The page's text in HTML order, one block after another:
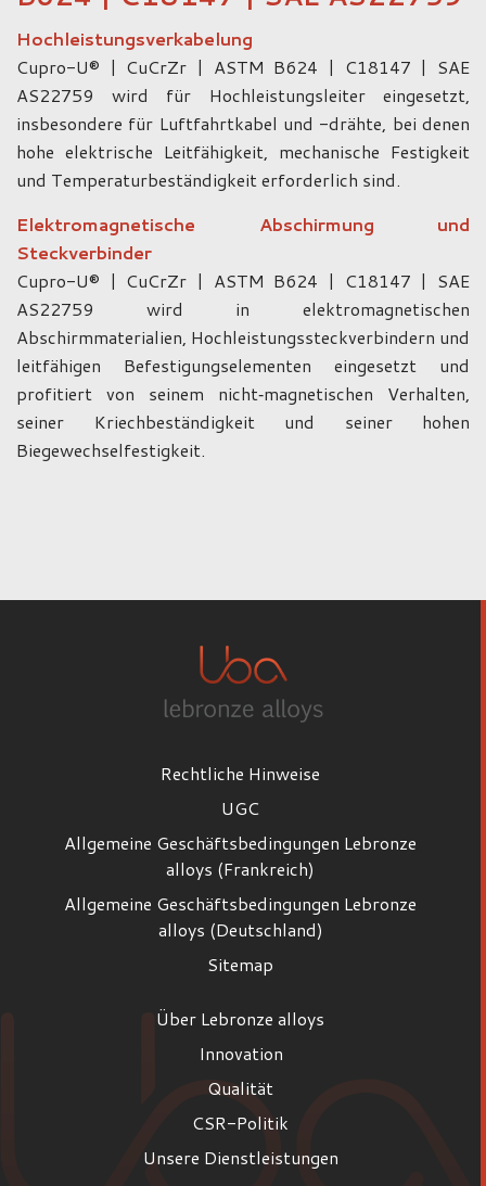
Hochleistungsverkabelung
Cupro-U® | CuCrZr | ASTM B624 | C18147 | SAE
AS22759 wird für Hochleistungsleiter eingesetzt,
insbesondere für Luftfahrtkabel und -drähte, bei denen
hohe elektrische Leitfähigkeit, mechanische Festigkeit
und Temperaturbeständigkeit erforderlich sind.
Elektromagnetische Abschirmung und
Steckverbinder
Cupro-U® | CuCrZr | ASTM B624 | C18147 | SAE
AS22759 wird in elektromagnetischen
Abschirmmaterialien, Hochleistungssteckverbindern und
leitfähigen Befestigungselementen eingesetzt und
profitiert von seinem nicht‑magnetischen Verhalten,
seiner Kriechbeständigkeit und seiner hohen
Biegewechselfestigkeit.
Rechtliche Hinweise
UGC
Allgemeine Geschäftsbedingungen Lebronze
alloys (Frankreich)
Allgemeine Geschäftsbedingungen Lebronze
alloys (Deutschland)
Sitemap
Über Lebronze alloys
Innovation
Qualität
CSR-Politik
Unsere Dienstleistungen